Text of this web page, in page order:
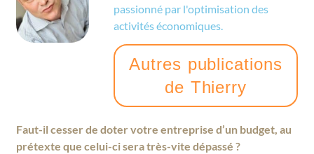
passionné par l'optimisation des
activités économiques.
Autres publications
de Thierry
Faut-il cesser de doter votre entreprise d’un budget, au
prétexte que celui-ci sera très-vite dépassé ?